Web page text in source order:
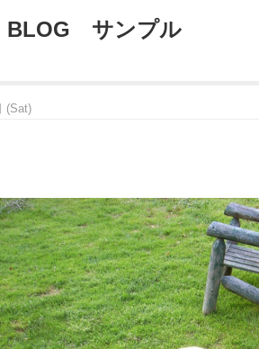
BLOG サンプル
(Sat)